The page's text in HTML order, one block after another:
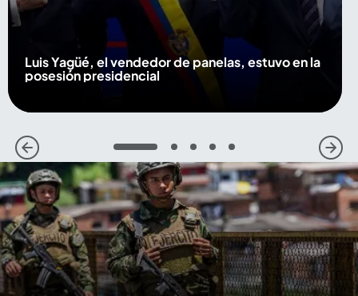
Luis Yagüé, el vendedor de panelas, estuvo en la
posesión presidencial
1 2 3 4 5